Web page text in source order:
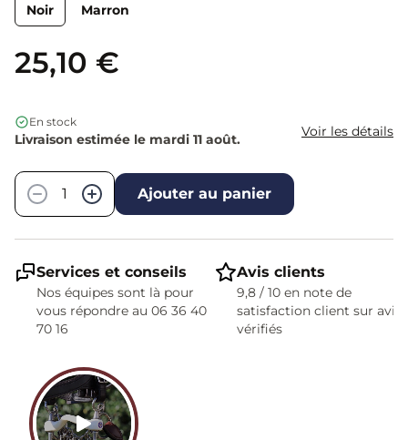
Noir
Marron
25,10 €
En stock
Livraison estimée le mardi 11 août. Voir les détails
−
+ Ajouter au panier
Services et conseils
Nos équipes sont là pour
vous répondre au 06 36 40
70 16
Avis clients
9,8 / 10 en note de
satisfaction client sur avis
vérifiés